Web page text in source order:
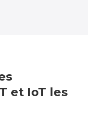
et IoT les